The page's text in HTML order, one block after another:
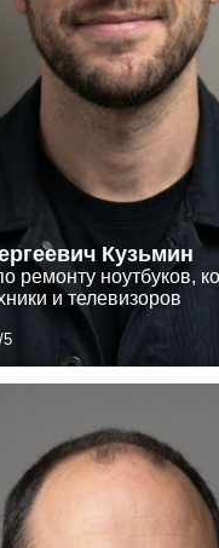
Кузьмин
ремонту ноутбуков,
и телевизоров
5